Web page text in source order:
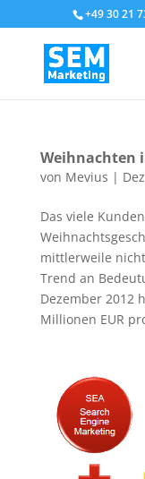
+49 30 21
Weihnachten
von Mevius |
Das viele
mittlerweile
Trend an
Dezember 2012
Millionen EUR